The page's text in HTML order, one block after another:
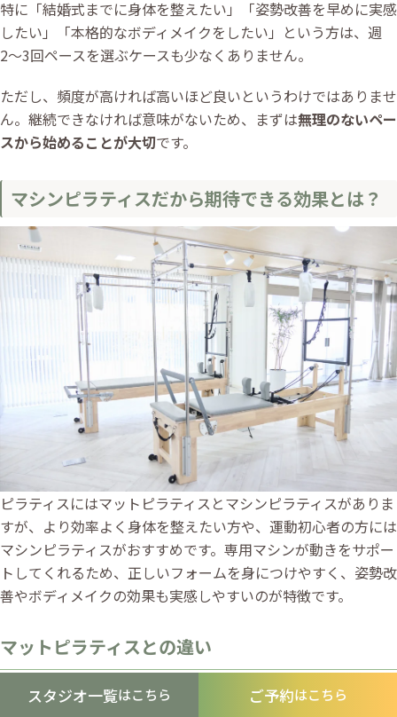
スタジオ一覧はこちら ご予約はこちら
特に「結婚式までに身体を整えたい」「姿勢改善を早めに実感
したい」「本格的なボディメイクをしたい」という方は、週
2〜3回ペースを選ぶケースも少なくありません。
ただし、頻度が高ければ高いほど良いというわけではありませ
ん。継続できなければ意味がないため、まずは無理のないペー
スから始めることが大切です。
マシンピラティスだから期待できる効果とは？
ピラティスにはマットピラティスとマシンピラティスがありま
すが、より効率よく身体を整えたい方や、運動初心者の方には
マシンピラティスがおすすめです。専用マシンが動きをサポー
トしてくれるため、正しいフォームを身につけやすく、姿勢改
善やボディメイクの効果も実感しやすいのが特徴です。
マットピラティスとの違い
マットピラティスは自分の体重を使って行うため、体幹の筋力